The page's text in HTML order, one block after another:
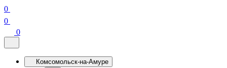
0
0
0
Комсомольск-на-Амуре